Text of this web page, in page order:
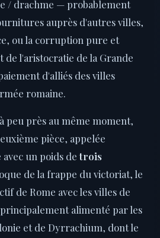
/ drachme — probablement
auprès d'autres villes,
ou la corruption pure et
de l'aristocratie de la Grande
d'alliés des villes
romaine.
peu près au même moment,
pièce, appelée
un poids detrois
de la frappe du victoriat, le
de Rome avec les villes de
alimenté par les
et de Dyrrachium, dont le